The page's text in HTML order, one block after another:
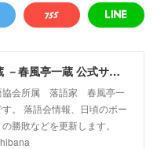
まくれ！！一蔵 －春風亭一蔵 公式サイト－
協会所属 落語家 春風亭一
。 落語会情報、日頃のボー
勝敗などを更新します。